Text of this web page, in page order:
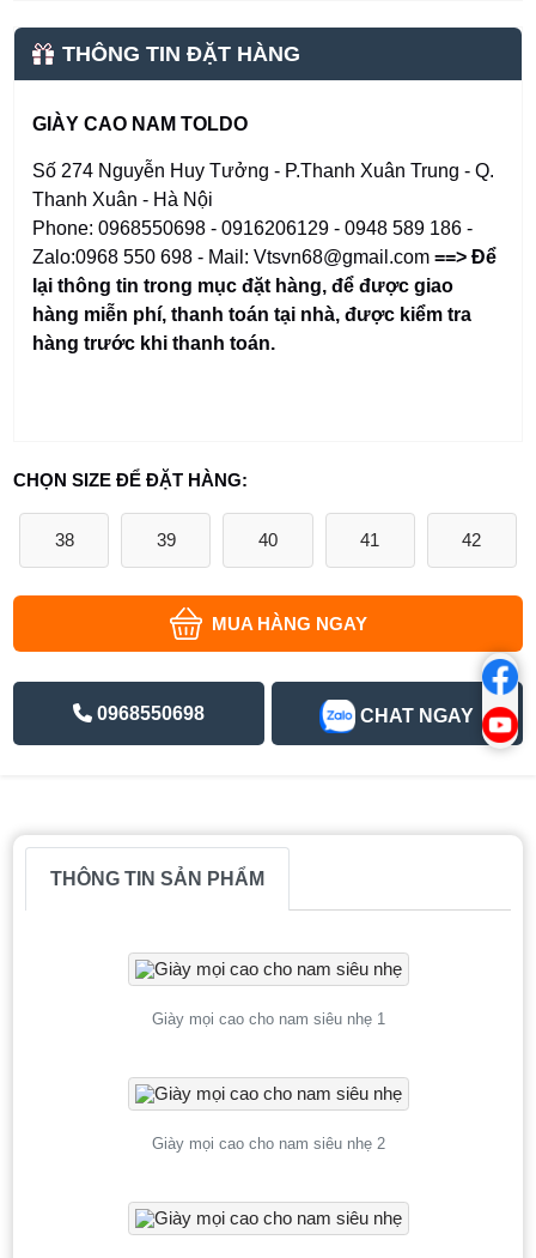
THÔNG TIN ĐẶT HÀNG
GIÀY CAO NAM TOLDO
Số 274 Nguyễn Huy Tưởng - P.Thanh Xuân Trung - Q.
Thanh Xuân - Hà Nội
Phone: 0968550698 - 0916206129 - 0948 589 186 -
Zalo:0968 550 698 - Mail: Vtsvn68@gmail.com==> Để
lại thông tin trong mục đặt hàng,để được giao
hàng miễn phí, thanh toán tại nhà, được kiểm tra
hàng trước khi thanh toán.
CHỌN SIZE ĐỂ ĐẶT HÀNG:
38 39 40 41 42
MUA HÀNG NGAY
0968550698 CHAT NGAY
THÔNG TIN SẢN PHẨM
Giày mọi cao cho nam siêu nhẹ 1
Giày mọi cao cho nam siêu nhẹ 2